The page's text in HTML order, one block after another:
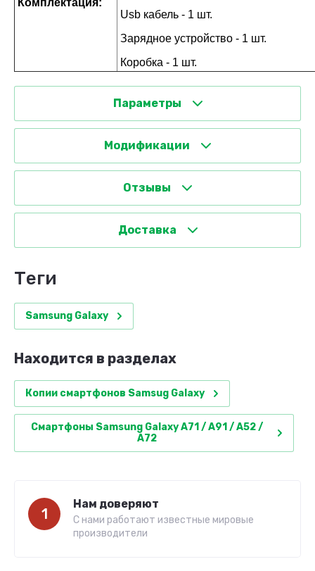
Комплектация:
Usb кабель - 1 шт.
Зарядное устройство - 1 шт.
Коробка - 1 шт.
Параметры
Модификации
Отзывы
Доставка
теги
Samsung Galaxy
Находится в разделах
Копии смартфонов Samsug Galaxy
Смартфоны Samsung Galaxy A71 / A91 / A52 /
A72
1
Нам доверяют
С нами работают известные мировые
производители